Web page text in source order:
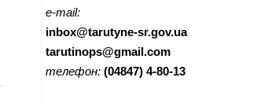
e-mail:
inbox@tarutyne-sr.gov.ua
tarutinops@gmail.com
телефон: (04847) 4-80-13